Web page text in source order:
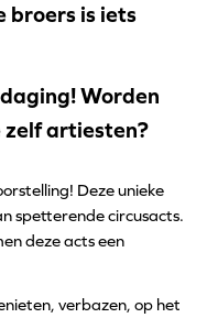
broers is iets
Worden
zelf artiesten?
Deze unieke
spetterende circusacts.
deze acts een
verbazen, op het